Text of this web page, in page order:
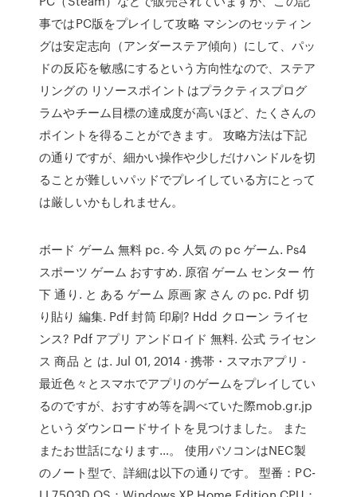
事ではPC版をプレイして攻略 マシンのセッティン
グは安定志向（アンダーステア傾向）にして、パッ
ドの反応を敏感にするという方向性なので、ステア
リングの リソースポイントはプラクティスプログ
ラムやチーム目標の達成度が高いほど、たくさんの
ポイントを得ることができます。 攻略方法は下記
の通りですが、細かい操作や少しだけハンドルを切
ることが難しいパッドでプレイしている方にとって
は厳しいかもしれません。
ボード ゲーム 無料 pc. 今 人気 の pc ゲーム. Ps4
スポーツ ゲーム おすすめ. 原宿 ゲーム センター 竹
下 通り. と ある ゲーム 原画 家 さん の pc. Pdf 切
り貼り 編集. Pdf 封筒 印刷? Hdd クローン ライセ
ンス? Pdf アプリ アンドロイド 無料. 公式 ライセン
ス 商品 と は. Jul 01, 2014 · 携帯・スマホアプリ -
最近色々とスマホでアプリのゲームをプレイしてい
るのですが、おすすめ等を調べていた際mob.gr.jp
というダウンロードサイトを見つけました。 また
またお世話になります…。 使用パソコンはNEC製
のノート型で、詳細は以下の通りです。 型番：PC-